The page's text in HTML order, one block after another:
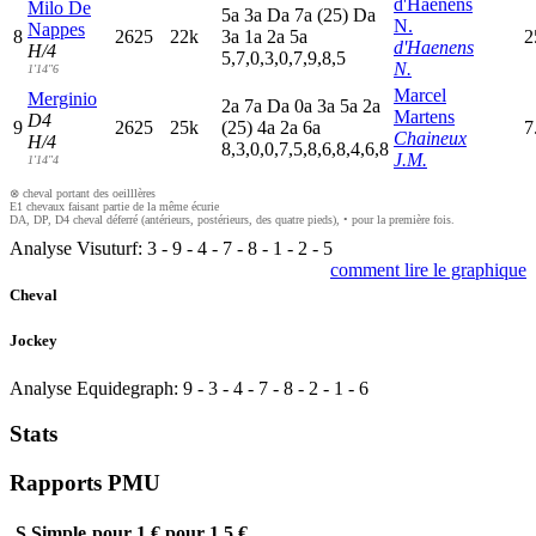
8
Milo De
Nappes
H/4
1'14"6
2625 22k
5a 3a Da 7a (25) Da
3a 1a 2a 5a
5,7,0,3,0,7,9,8,5
d'Haenens
N.
d'Haenens
N.
9
Merginio
D4
H/4
1'14"4
2625 25k
2a 7a Da 0a 3a 5a 2a
(25) 4a 2a 6a
8,3,0,0,7,5,8,6,8,4,6,8
Marcel
Martens
Chaineux
J.M.
⊗ cheval portant des oeilllères
E1 chevaux faisant partie de la même écurie
DA, DP, D4 cheval déferré (antérieurs, postérieurs, des quatre pieds), • pour la première fois.
Analyse Visuturf: 3 - 9 - 4 - 7 - 8 - 1 - 2 - 5
comment lire le graphique
Cheval
Jockey
Analyse Equidegraph: 9 - 3 - 4 - 7 - 8 - 2 - 1 - 6
Stats
Rapports PMU